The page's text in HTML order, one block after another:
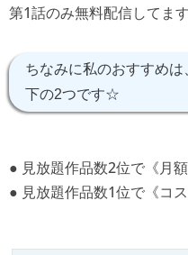
第1話のみ無料配信してます
ちなみに私のおすすめは
下の2つです☆
● 見放題作品数2位で《月
● 見放題作品数1位で《コ